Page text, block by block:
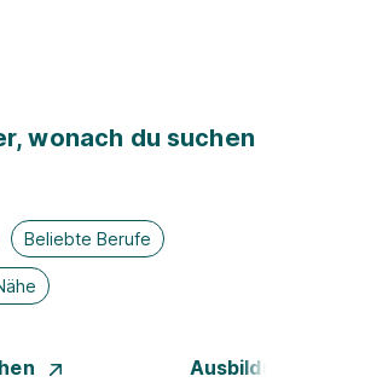
wonach du suchen
Beliebte Berufe
Ausbildung